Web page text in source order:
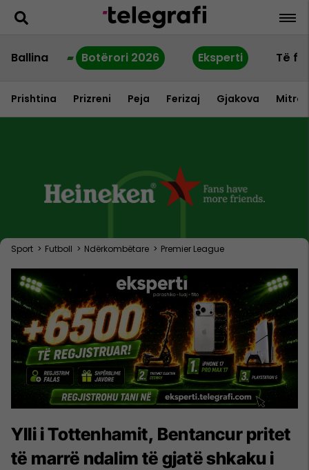
Ballina Botërori 2026 Eksperti Të
Prishtina Prizreni Peja Ferizaj Gjakova
Sport > Futboll > Ndërkombëtare > Premier League
Ylli i Tottenhamit, Bentancur pritet
të marrë ndalim të gjatë shkaku i